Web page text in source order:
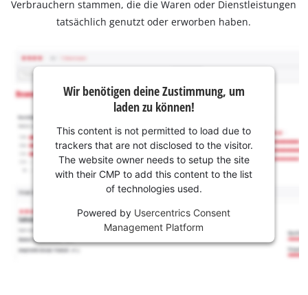
Verbrauchern stammen, die die Waren oder Dienstleistungen
tatsächlich genutzt oder erworben haben.
Wir benötigen deine Zustimmung, um
laden zu können!
This content is not permitted to load due to
trackers that are not disclosed to the visitor.
The website owner needs to setup the site
with their CMP to add this content to the list
of technologies used.
Powered by Usercentrics Consent
Management Platform